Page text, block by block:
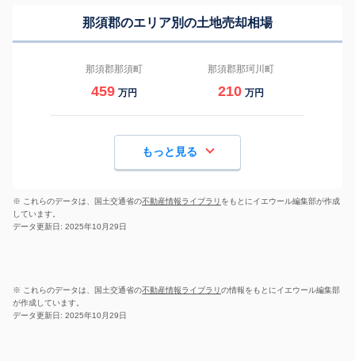
那須郡のエリア別の土地売却相場
那須郡那須町
459 万円
那須郡那珂川町
210 万円
もっと見る
※ これらのデータは、国土交通省の不動産情報ライブラリ をもとにイエウール編集部が作成
しています。
データ更新日: 2025年10月29日
※ これらのデータは、国土交通省の不動産情報ライブラリの情報をもとにイエウール編集部
が作成しています。
データ更新日: 2025年10月29日